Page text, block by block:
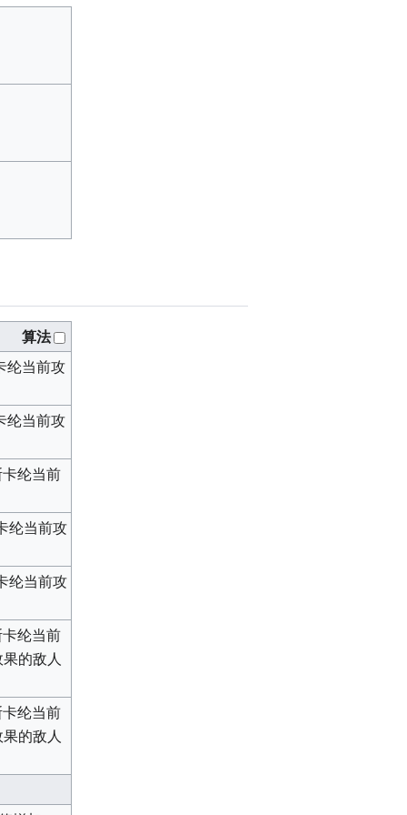
算法
纶当前攻
纶当前攻
卡纶当前
纶当前攻
纶当前攻
卡纶当前
的敌人
卡纶当前
的敌人